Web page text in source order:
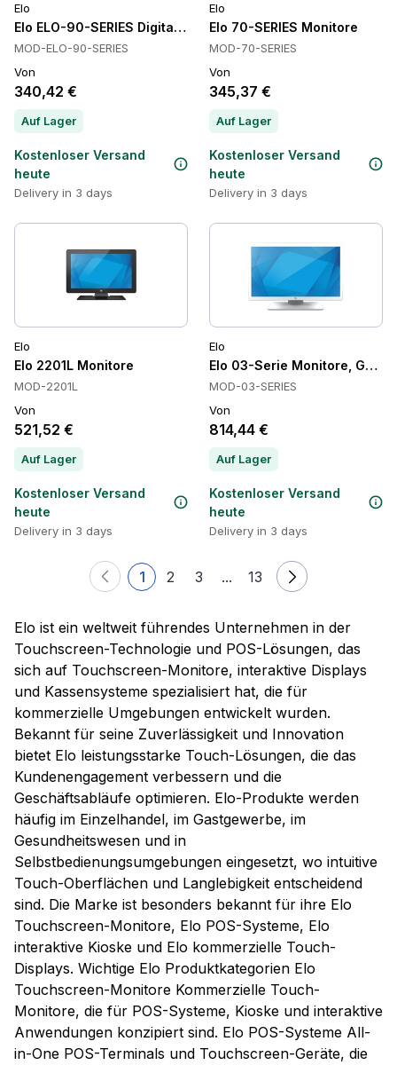
Elo
Elo ELO-90-SERIES Digitale Beschilderung
MOD-ELO-90-SERIES
Von
340,42 €
Auf Lager
Kostenloser Versand
heute
Delivery in 3 days
Elo
Elo 70-SERIES Monitore
MOD-70-SERIES
Von
345,37 €
Auf Lager
Kostenloser Versand
heute
Delivery in 3 days
Elo
Elo 2201L Monitore
MOD-2201L
Von
521,52 €
Auf Lager
Kostenloser Versand
heute
Delivery in 3 days
Elo
Elo 03-Serie Monitore,
MOD-03-SERIES
Von
814,44 €
Auf Lager
Kostenloser Versand
heute
Delivery in 3 days
1 2 3 ... 13
Elo ist ein weltweit führendes Unternehmen in der
Touchscreen-Technologie und POS-Lösungen, das
sich auf Touchscreen-Monitore, interaktive Displays
und Kassensysteme spezialisiert hat, die für
kommerzielle Umgebungen entwickelt wurden.
Bekannt für seine Zuverlässigkeit und Innovation
bietet Elo leistungsstarke Touch-Lösungen, die das
Kundenengagement verbessern und die
Geschäftsabläufe optimieren. Elo-Produkte werden
häufig im Einzelhandel, im Gastgewerbe, im
Gesundheitswesen und in
Selbstbedienungsumgebungen eingesetzt, wo intuitive
Touch-Oberflächen und Langlebigkeit entscheidend
sind. Die Marke ist besonders bekannt für ihre Elo
Touchscreen-Monitore, Elo POS-Systeme, Elo
interaktive Kioske und Elo kommerzielle Touch-
Displays. Wichtige Elo Produktkategorien Elo
Touchscreen-Monitore Kommerzielle Touch-
Monitore, die für POS-Systeme, Kioske und interaktive
Anwendungen konzipiert sind. Elo POS-Systeme All-
in-One POS-Terminals und Touchscreen-Geräte, die